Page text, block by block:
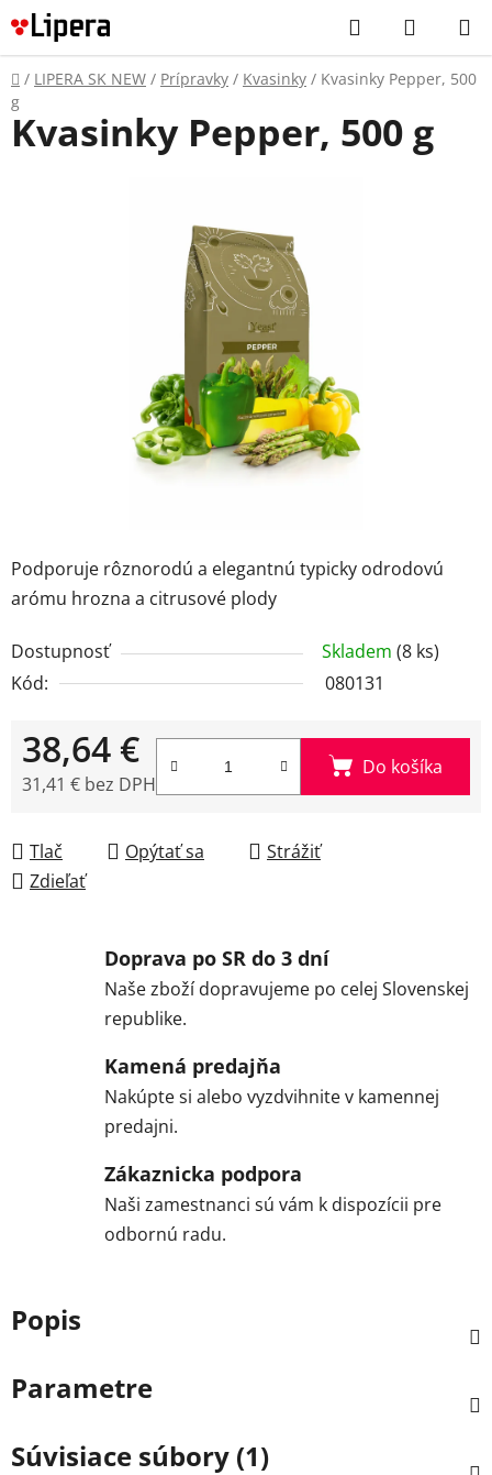
Prejsť
na
obsah
Hľadať
KOŠÍK
Domov
/ LIPERA SK NEW / Prípravky / Kvasinky / Kvasinky Pepper, 500
g
Podporuje rôznorodú a elegantnú typicky odrodovú
arómu hrozna a citrusové plody
Dostupnosť Skladem (8 ks)
Kód:
080131
38,64 €
31,41 € bez DPH
Do košíka
Tlač Opýtať sa
Strážiť
Zdieľať
Kvasinky Pepper, 500 g
Doprava po SR do 3 dní
Naše zboží dopravujeme po celej Slovenskej
republike.
Kamená predajňa
Nakúpte si alebo vyzdvihnite v kamennej
predajni.
Zákaznicka podpora
Naši zamestnanci sú vám k dispozícii pre
odbornú radu.
Popis
Parametre
Súvisiace súbory (1)